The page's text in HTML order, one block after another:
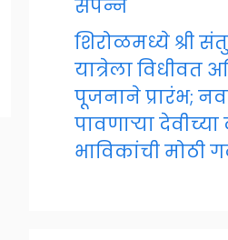
संपन्न
शिरोळमध्ये श्री
यात्रेला विधीवत
पूजनाने प्रारंभ;
पावणाऱ्या देवीच्या
भाविकांची मोठी